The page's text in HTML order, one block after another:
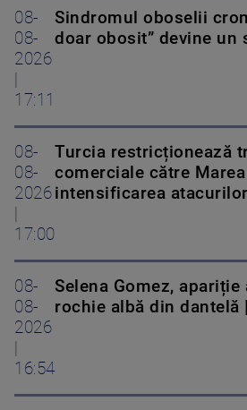
08-
08-
2026
17:11
Sindromul oboselii
doar obosit” devine un
08-
08-
2026
17:00
Turcia restricționează
comerciale către
intensificarea
08-
08-
2026
16:54
Selena Gomez,
rochie albă din dantelă |